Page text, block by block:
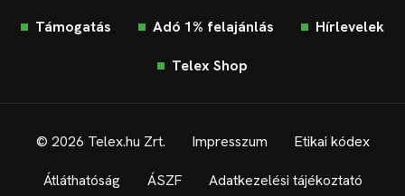
Támogatás Adó 1% felajánlás Hírlevelek
Telex Shop
© 2026 Telex.hu Zrt. Impresszum Etikai kódex
Átláthatóság ÁSZF Adatkezelési tájékoztató